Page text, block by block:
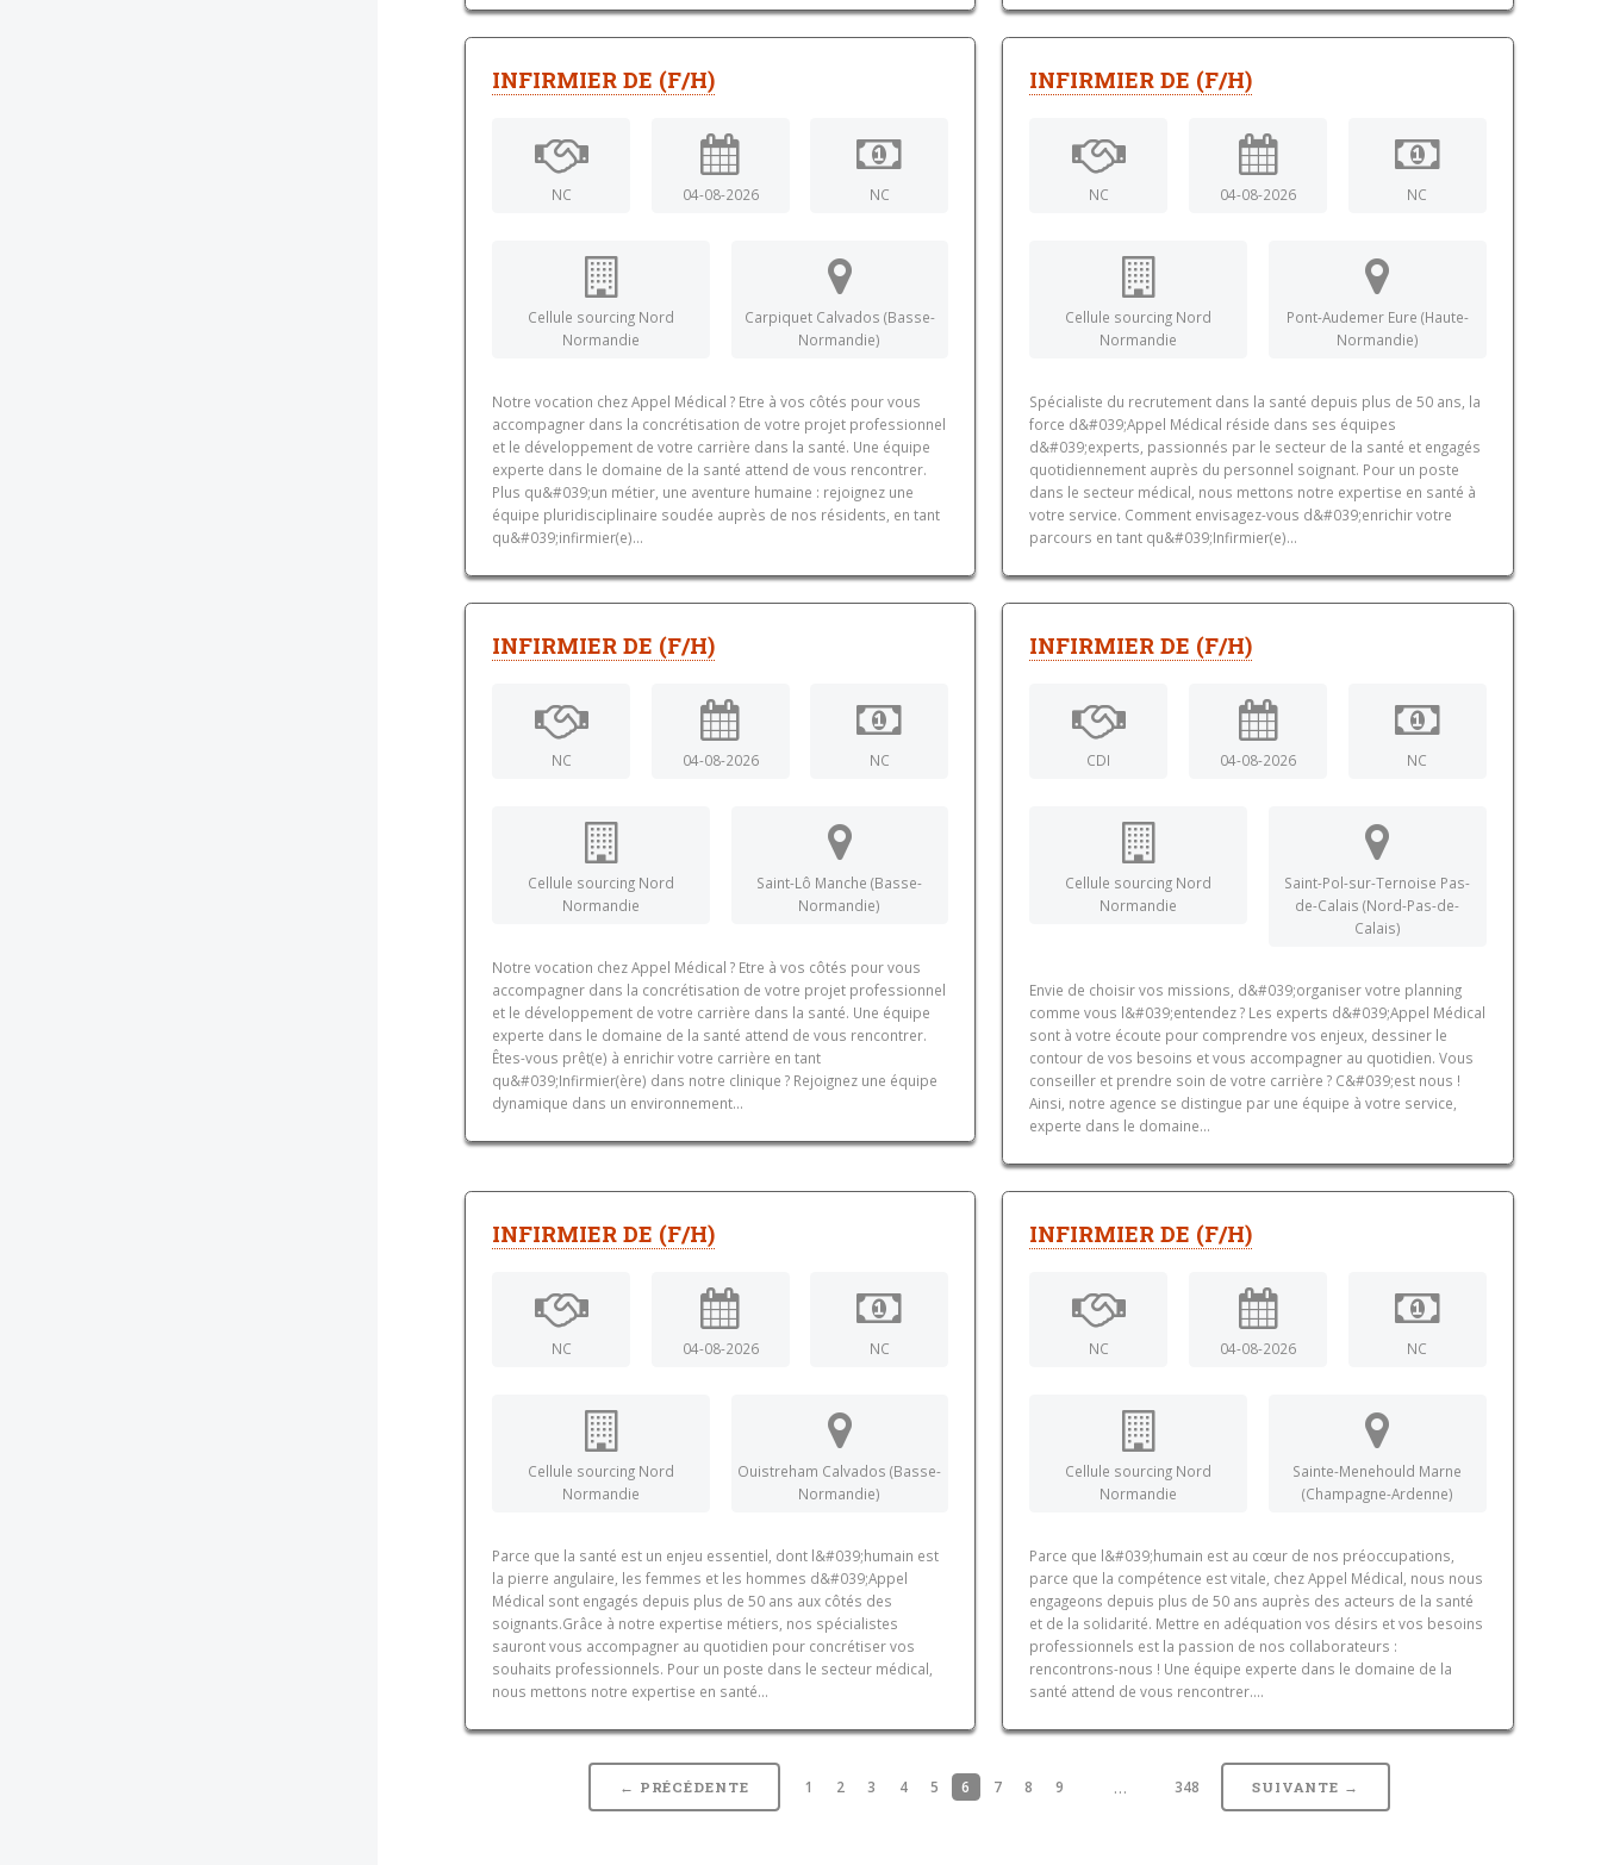
INFIRMIER DE (F/H)
NC 04-08-2026 NC
Cellule sourcing Nord
Normandie
Carpiquet Calvados (Basse-
Normandie)
Notre vocation chez Appel Médical ? Etre à vos côtés pour vous
accompagner dans la concrétisation de votre projet professionnel
et le développement de votre carrière dans la santé. Une équipe
experte dans le domaine de la santé attend de vous rencontrer.
Plus qu&#039;un métier, une aventure humaine : rejoignez une
équipe pluridisciplinaire soudée auprès de nos résidents, en tant
qu&#039;infirmier(e)...
INFIRMIER DE (F/H)
NC 04-08-2026 NC
Cellule sourcing Nord
Normandie
Pont-Audemer Eure (Haute-
Normandie)
Spécialiste du recrutement dans la santé depuis plus de 50 ans, la
force d&#039;Appel Médical réside dans ses équipes
d&#039;experts, passionnés par le secteur de la santé et engagés
quotidiennement auprès du personnel soignant. Pour un poste
dans le secteur médical, nous mettons notre expertise en santé à
votre service. Comment envisagez-vous d&#039;enrichir votre
parcours en tant qu&#039;Infirmier(e)...
INFIRMIER DE (F/H)
NC 04-08-2026 NC
Cellule sourcing Nord
Normandie
Saint-Lô Manche (Basse-
Normandie)
Notre vocation chez Appel Médical ? Etre à vos côtés pour vous
accompagner dans la concrétisation de votre projet professionnel
et le développement de votre carrière dans la santé. Une équipe
experte dans le domaine de la santé attend de vous rencontrer.
Êtes-vous prêt(e) à enrichir votre carrière en tant
qu&#039;Infirmier(ère) dans notre clinique ? Rejoignez une équipe
dynamique dans un environnement...
INFIRMIER DE (F/H)
CDI 04-08-2026 NC
Cellule sourcing Nord
Normandie
Saint-Pol-sur-Ternoise Pas-
de-Calais (Nord-Pas-de-
Calais)
Envie de choisir vos missions, d&#039;organiser votre planning
comme vous l&#039;entendez ? Les experts d&#039;Appel Médical
sont à votre écoute pour comprendre vos enjeux, dessiner le
contour de vos besoins et vous accompagner au quotidien. Vous
conseiller et prendre soin de votre carrière ? C&#039;est nous !
Ainsi, notre agence se distingue par une équipe à votre service,
experte dans le domaine...
INFIRMIER DE (F/H)
NC 04-08-2026 NC
Cellule sourcing Nord
Normandie
Ouistreham Calvados (Basse-
Normandie)
Parce que la santé est un enjeu essentiel, dont l&#039;humain est
la pierre angulaire, les femmes et les hommes d&#039;Appel
Médical sont engagés depuis plus de 50 ans aux côtés des
soignants.Grâce à notre expertise métiers, nos spécialistes
sauront vous accompagner au quotidien pour concrétiser vos
souhaits professionnels. Pour un poste dans le secteur médical,
nous mettons notre expertise en santé...
INFIRMIER DE (F/H)
NC 04-08-2026 NC
Cellule sourcing Nord
Normandie
Sainte-Menehould Marne
(Champagne-Ardenne)
Parce que l&#039;humain est au cœur de nos préoccupations,
parce que la compétence est vitale, chez Appel Médical, nous nous
engageons depuis plus de 50 ans auprès des acteurs de la santé
et de la solidarité. Mettre en adéquation vos désirs et vos besoins
professionnels est la passion de nos collaborateurs :
rencontrons-nous ! Une équipe experte dans le domaine de la
santé attend de vous rencontrer....
← PRÉCÉDENTE 1 2 3 4 5 6 7 8 9 … 348 SUIVANTE →